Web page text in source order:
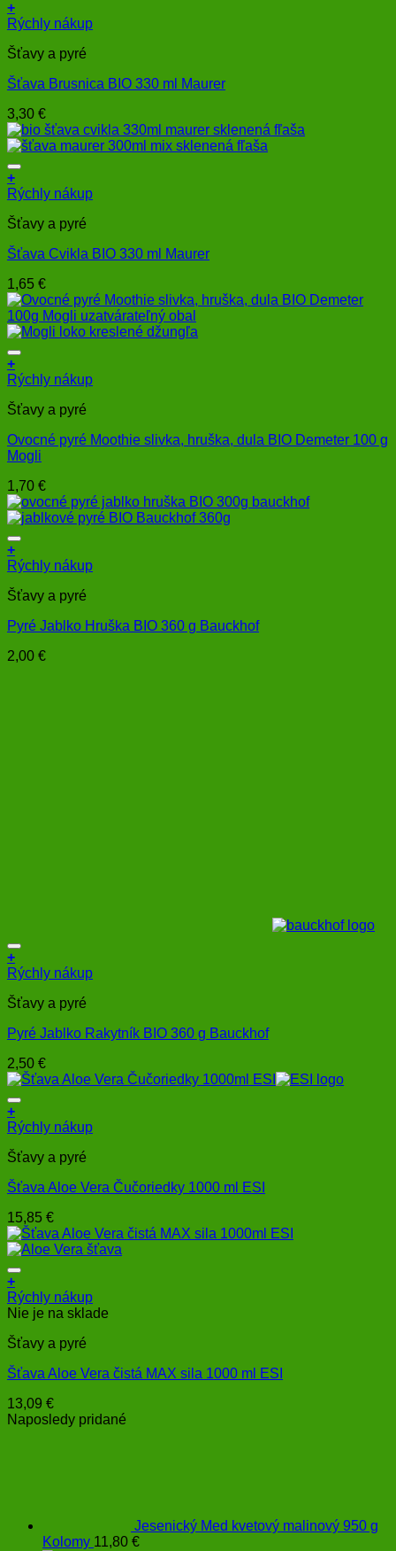
+
Rýchly nákup
Šťavy a pyré
Šťava Brusnica BIO 330 ml Maurer
3,30 €
+
Rýchly nákup
Šťavy a pyré
Šťava Cvikla BIO 330 ml Maurer
1,65 €
+
Rýchly nákup
Šťavy a pyré
Ovocné pyré Moothie slivka, hruška, dula BIO Demeter 100 g
Mogli
1,70 €
+
Rýchly nákup
Šťavy a pyré
Pyré Jablko Hruška BIO 360 g Bauckhof
2,00 €
+
Rýchly nákup
Šťavy a pyré
Pyré Jablko Rakytník BIO 360 g Bauckhof
2,50 €
+
Rýchly nákup
Šťavy a pyré
Šťava Aloe Vera Čučoriedky 1000 ml ESI
15,85 €
+
Rýchly nákup
Nie je na sklade
Šťavy a pyré
Šťava Aloe Vera čistá MAX sila 1000 ml ESI
13,09 €
Naposledy pridané
Jesenický Med kvetový malinový 950 g
Kolomy 11,80 €